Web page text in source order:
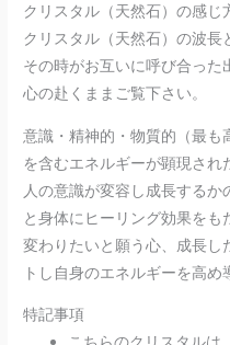
クリスタル（天然石）の感じ
クリスタル（天然石）の波
その時がお互いに呼び合った
心の赴くままご覧下さい。
意識・精神的・物質的（最も
を含むエネルギーが顕現され
人の意識が変容し成長する
と身体にヒーリング効果をも
変わりたいと願う心、成長し
トし自身のエネルギーを高め
特記事項